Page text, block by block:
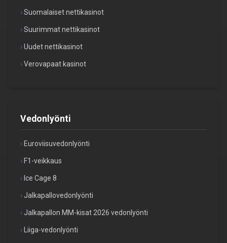
Suomalaiset nettikasinot
Suurimmat nettikasinot
Uudet nettikasinot
Verovapaat kasinot
Vedonlyönti
Euroviisuvedonlyönti
F1-veikkaus
Ice Cage 8
Jalkapallovedonlyönti
Jalkapallon MM-kisat 2026 vedonlyönti
Liiga-vedonlyönti